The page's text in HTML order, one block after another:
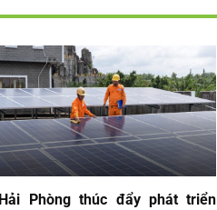
Hải Phòng thúc đẩy phát triển